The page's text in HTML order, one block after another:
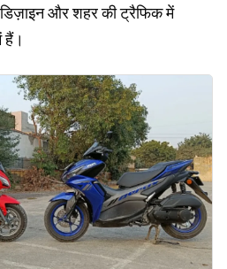
डिज़ाइन और शहर की ट्रैफिक में
हैं।